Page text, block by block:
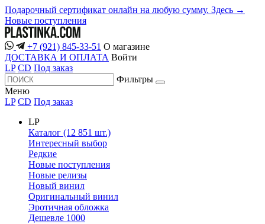
Подарочный сертификат онлайн на любую сумму. Здесь →
Новые поступления
+7 (921) 845-33-51 О магазине
ДОСТАВКА И ОПЛАТА Войти
LP CD Под заказ
Фильтры
Меню
LP CD Под заказ
LP
Каталог (12 851 шт.)
Интересный выбор
Редкие
Новые поступления
Новые релизы
Новый винил
Оригинальный винил
Эротичная обложка
Дешевле 1000